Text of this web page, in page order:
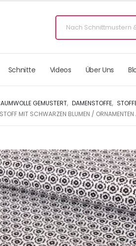
Schnitte Videos Über Uns
GEMUSTERT, DAMENSTOFFE,
MIT SCHWARZEN BLUMEN / ORNAMENTEN